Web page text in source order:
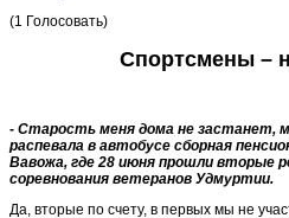
(1 Голосовать)
Спортсмены –
- Старость меня дома не застанет,
распевала в автобусе сборная
Вавожа, где 28 июня прошли вторые
соревнования ветеранов Удмуртии.
Да, вторые по счету, в первых мы не